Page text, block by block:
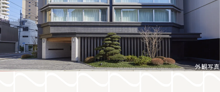
外観写真